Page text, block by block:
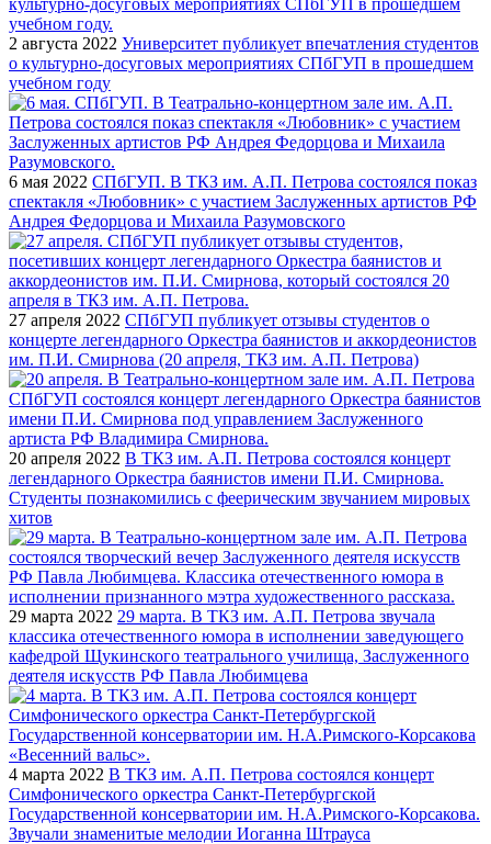
2 августа 2022 Университет публикует впечатления студентов
о культурно-досуговых мероприятиях СПбГУП в прошедшем
учебном году
6 мая 2022 СПбГУП. В ТКЗ им. А.П. Петрова состоялся показ
спектакля «Любовник» с участием Заслуженных артистов РФ
Андрея Федорцова и Михаила Разумовского
27 апреля 2022 СПбГУП публикует отзывы студентов о
концерте легендарного Оркестра баянистов и аккордеонистов
им. П.И. Смирнова (20 апреля, ТКЗ им. А.П. Петрова)
20 апреля 2022 В ТКЗ им. А.П. Петрова состоялся концерт
легендарного Оркестра баянистов имени П.И. Смирнова.
Студенты познакомились с феерическим звучанием мировых
хитов
29 марта 2022 29 марта. В ТКЗ им. А.П. Петрова звучала
классика отечественного юмора в исполнении заведующего
кафедрой Щукинского театрального училища, Заслуженного
деятеля искусств РФ Павла Любимцева
4 марта 2022 В ТКЗ им. А.П. Петрова состоялся концерт
Симфонического оркестра Санкт-Петербургской
Государственной консерватории им. Н.А.Римского-Корсакова.
Звучали знаменитые мелодии Иоганна Штрауса